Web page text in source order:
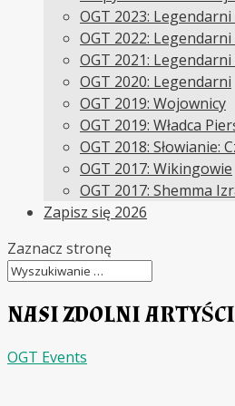
OGT 2023: Legendarni
OGT 2022: Legendarni
OGT 2021:
OGT 2020: Legendarni
OGT 2019: Wojownicy
OGT 2019: Władca
OGT 2018: Słowianie:
OGT 2017: Wikingowie
OGT 2017: Shemma
Zapisz się 2026
Zaznacz stronę
NASI ZDOLNI
OGT Events